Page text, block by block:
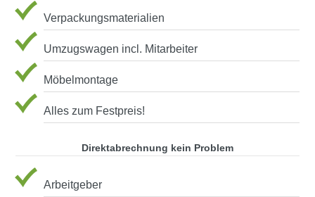
Verpackungsmaterialien
Umzugswagen incl. Mitarbeiter
Möbelmontage
Alles zum Festpreis!
Direktabrechnung kein Problem
Arbeitgeber